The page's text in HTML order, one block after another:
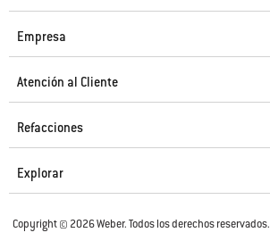
Empresa
Atención al Cliente
Refacciones
Explorar
Copyright © 2026 Weber. Todos los derechos reservados.